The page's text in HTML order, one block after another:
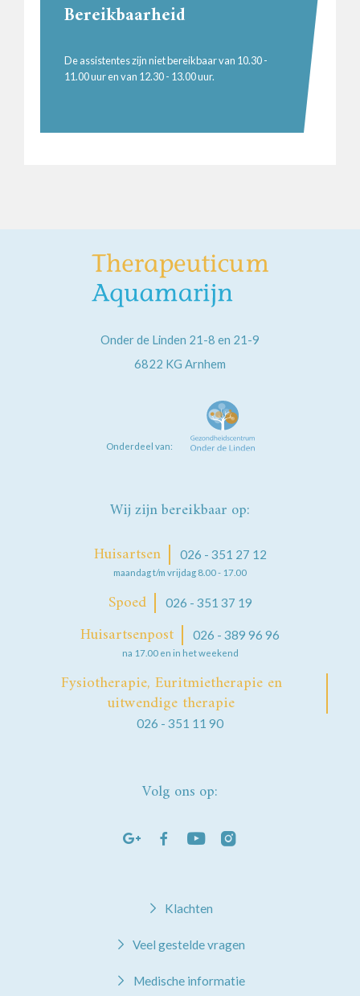
Bereikbaarheid
De assistentes zijn niet bereikbaar van 10.30 -
11.00 uur en van 12.30 - 13.00 uur.
Onder de Linden 21-8 en 21-9
6822 KG Arnhem
Onderdeel van:
Wij zijn bereikbaar op:
Huisartsen 026 - 351 27 12
maandag t/m vrijdag 8.00 - 17.00
Spoed 026 - 351 37 19
Huisartsenpost 026 - 389 96 96
na 17.00 en in het weekend
Fysiotherapie, Euritmietherapie en
uitwendige therapie
026 - 351 11 90
Volg ons op:
Klachten
Veel gestelde vragen
Medische informatie